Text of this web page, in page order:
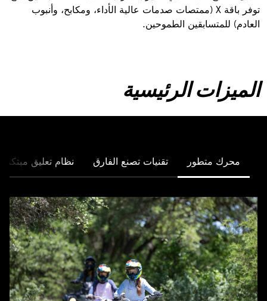
توفر باقة X (ممتصات صدمات عالية الأداء، ومكابح، وأنبوب
العادم) للمتسابقين الطموحين.
الميزات الرئيسية
محرك متطور تقنيات تصنع الفارق نظام تعليق مبتكر